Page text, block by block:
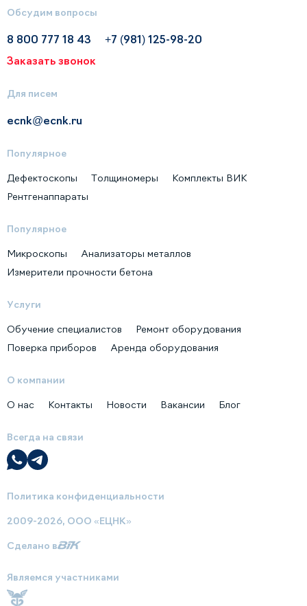
Обсудим вопросы
8 800 777 18 43
+7 (981) 125-98-20
Заказать звонок
Для писем
ecnk@ecnk.ru
Популярное
Дефектоскопы Толщиномеры
Комплекты ВИК
Рентгенаппараты
Популярное
Микроскопы
Анализаторы металлов
Измерители прочности бетона
Услуги
Обучение специалистов
Ремонт оборудования
Поверка приборов
Аренда оборудования
О компании
О нас Контакты Новости Вакансии Блог
Всегда на связи
Политика конфиденциальности
2009-2026, ООО «ЕЦНК»
Сделано в
Являемся участниками